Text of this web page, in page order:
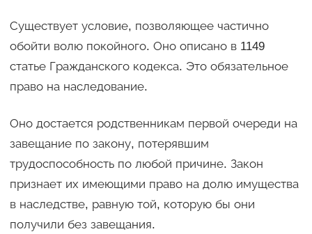
Существует условие, позволяющее частично
обойти волю покойного. Оно описано в 1149
статье Гражданского кодекса. Это обязательное
право на наследование.
Оно достается родственникам первой очереди на
завещание по закону, потерявшим
трудоспособность по любой причине. Закон
признает их имеющими право на долю имущества
в наследстве, равную той, которую бы они
получили без завещания.